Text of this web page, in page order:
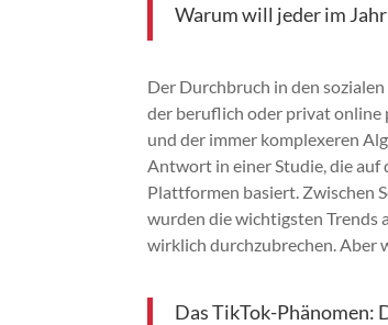
Warum will jeder im
Der Durchbruch in den
der beruflich oder privat online
und der immer komplexeren
Antwort in einer Studie, die
Plattformen basiert. Zwischen
wurden die wichtigsten Trends
wirklich durchzubrechen. Aber
Das TikTok-Phänomen: